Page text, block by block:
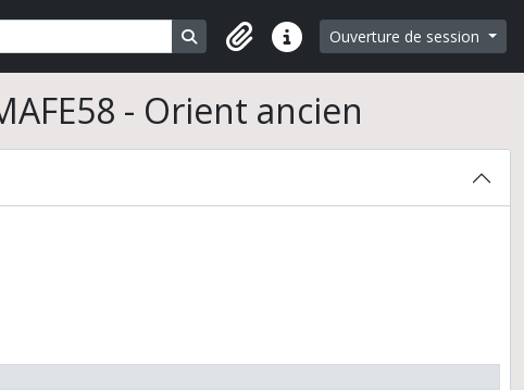
Search in browse page
Liens rapidesOuverture de session
- Orient ancien